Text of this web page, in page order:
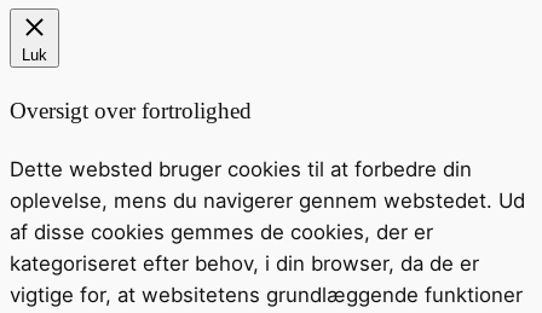
Luk
Oversigt over fortrolighed
Dette websted bruger cookies til at forbedre din
oplevelse, mens du navigerer gennem webstedet. Ud
af disse cookies gemmes de cookies, der er
kategoriseret efter behov, i din browser, da de er
vigtige for, at websitetens grundlæggende funktioner